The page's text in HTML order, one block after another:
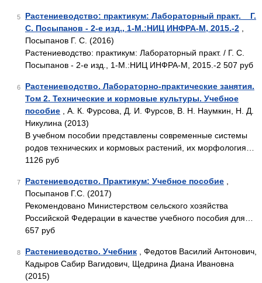
5
Растениеводство: практикум: Лабораторный практ. _ Г.
С. Посыпанов - 2-е изд., 1-М.:НИЦ ИНФРА-М, 2015.-2
Посыпанов Г. С. (2016)
Растениеводство: практикум: Лабораторный практ. / Г. С.
Посыпанов - 2-е изд., 1-М.:НИЦ ИНФРА-М, 2015.-2 507 руб
6
Растениеводство. Лабораторно-практические занятия.
Том 2. Технические и кормовые культуры. Учебное
пособие , А. К. Фурсова, Д. И. Фурсов, В. Н. Наумкин, Н. Д.
Никулина (2013)
В учебном пособии представлены современные системы
родов технических и кормовых растений, их морфология…
1126 руб
7 Растениеводство. Практикум: Учебное пособие
Посыпанов Г.С. (2017)
Рекомендовано Министерством сельского хозяйства
Российской Федерации в качестве учебного пособия для…
657 руб
8 Растениеводство. Учебник , Федотов Василий Антонович,
Кадыров Сабир Вагидович, Щедрина Диана Ивановна
(2015)